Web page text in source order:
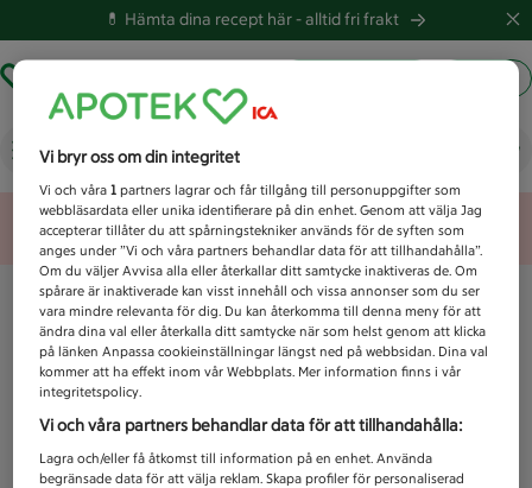
💊 Hämta dina recept här -alltid fri frakt
Vad letar du efter idag?
Unknown error
Vi bryr oss om din integritet
Vi och våra1 partners lagrar och får tillgång till personuppgifter som
webbläsardata eller unika identifierare på din enhet. Genom att välja Jag
accepterar tillåter du att spårningstekniker används för de syften som
anges under ”Vi och våra partners behandlar data för att tillhandahålla”.
Om du väljer Avvisa alla eller återkallar ditt samtycke inaktiveras de. Om
spårare är inaktiverade kan visst innehåll och vissa annonser som du ser
vara mindre relevanta för dig. Du kan återkomma till denna meny för att
ändra dina val eller återkalla ditt samtycke när som helst genom att klicka
på länken Anpassa cookieinställningar längst ned på webbsidan. Dina val
kommer att ha effekt inom vår Webbplats. Mer information finns i vår
integritetspolicy.
Vi och våra partners behandlar data för att tillhandahålla:
Lagra och/eller få åtkomst till information på en enhet. Använda
begränsade data för att välja reklam. Skapa profiler för personaliserad